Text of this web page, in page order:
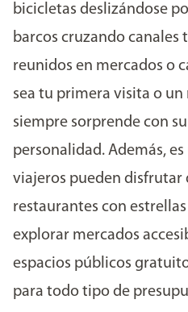
bicicletas deslizándose
barcos cruzando canales
reunidos en mercados o
sea tu primera visita o un
siempre sorprende con
personalidad. Además,
viajeros pueden disfrutar
restaurantes con
explorar mercados
espacios públicos
para todo tipo de